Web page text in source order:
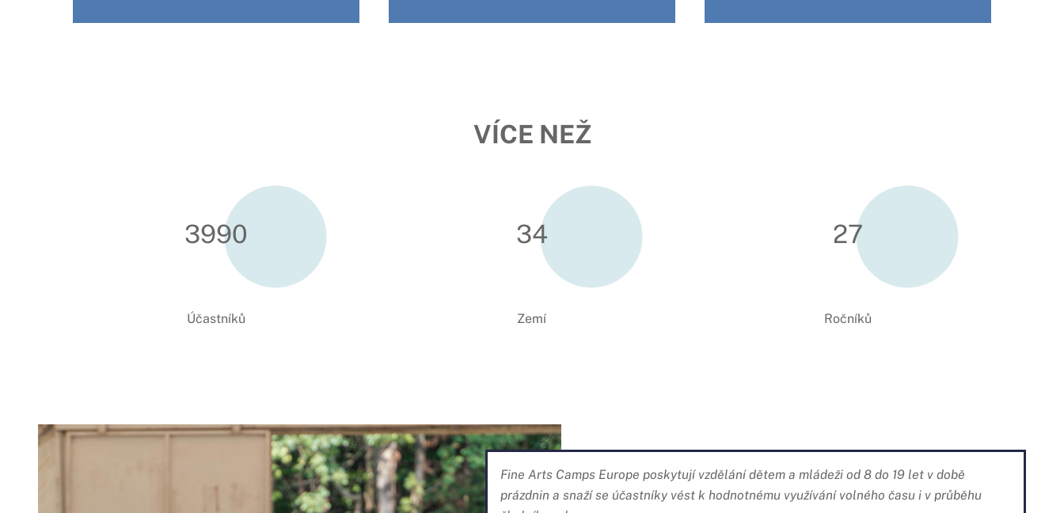
VÍCE NEŽ
4000
Účastníků
34
Zemí
27
Ročníků
Fine Arts Camps Europe poskytují vzdělání dětem a mládeži od 8 do 19 let v době
prázdnin a snaží se účastníky vést k hodnotnému využívání volného času i v průběhu